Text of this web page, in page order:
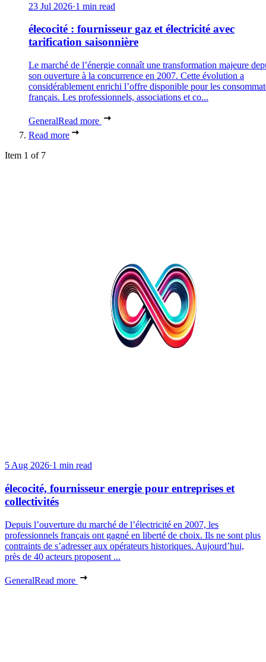
23 Jul 2026·1 min read
élecocité : fournisseur gaz et électricité avec
tarification saisonnière
Le marché de l’énergie connaît une transformation majeure
son ouverture à la concurrence en 2007. Cette évolution a
considérablement enrichi l’offre disponible pour les
français. Les professionnels, associations et co...
GeneralRead more
Read more
Item 1 of 7
5 Aug 2026·1 min read
élecocité, fournisseur energie pour entreprises et
collectivités
Depuis l’ouverture du marché de l’électricité en 2007, les
professionnels français ont gagné en liberté de choix. Ils ne sont plus
contraints de s’adresser aux opérateurs historiques. Aujourd’hui,
près de 40 acteurs proposent ...
GeneralRead more